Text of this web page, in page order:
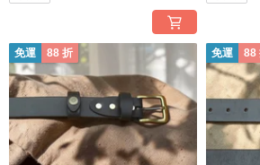
免運 88 折 免運 88